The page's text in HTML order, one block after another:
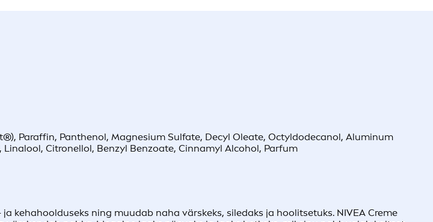
Paraffin, Panthenol, Magnesium Sulfate, Decyl Oleate, Octyldodecanol, Aluminum
Citronellol, Benzyl Benzoate, Cinnamyl Alcohol, Parfum
kehahoolduseks ning muudab naha värskeks, siledaks ja hoolitsetuks. NIVEA Creme